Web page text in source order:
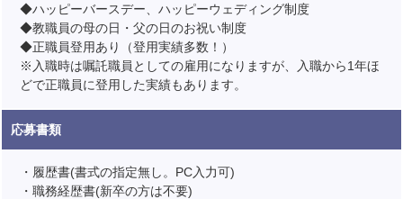
◆ハッピーバースデー、ハッピーウェディング制度
◆教職員の母の日・父の日のお祝い制度
◆正職員登用あり（登用実績多数！）
※入職時は嘱託職員としての雇用になりますが、入職から1年ほ
どで正職員に登用した実績もあります。
応募書類
・履歴書(書式の指定無し。PC入力可)
・職務経歴書(新卒の方は不要)